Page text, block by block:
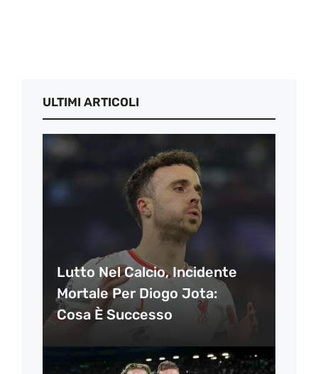
ULTIMI ARTICOLI
Lutto Nel Calcio, Incidente
Mortale Per Diogo Jota:
Cosa È Successo